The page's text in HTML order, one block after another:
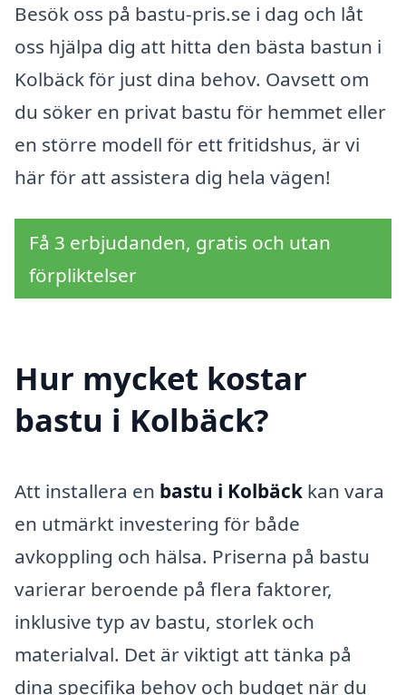
Besök oss på bastu-pris.se i dag och låt
oss hjälpa dig att hitta den bästa bastun i
Kolbäck för just dina behov. Oavsett om
du söker en privat bastu för hemmet eller
en större modell för ett fritidshus, är vi
här för att assistera dig hela vägen!
Få 3 erbjudanden, gratis och utan
förpliktelser
Hur mycket kostar
bastu i Kolbäck?
Att installera en bastu i Kolbäck kan vara
en utmärkt investering för både
avkoppling och hälsa. Priserna på bastu
varierar beroende på flera faktorer,
inklusive typ av bastu, storlek och
materialval. Det är viktigt att tänka på
dina specifika behov och budget när du